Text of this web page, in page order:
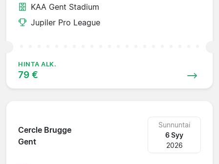
KAA Gent Stadium
Jupiler Pro League
HINTA ALK.
79 €
Cercle Brugge
Gent
Sunnuntai
6 Syy
2026